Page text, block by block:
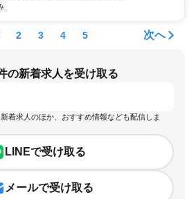
2 3 4 5 次へ
の新着求人を受け取る
着求人のほか、おすすめ情報なども配信しま
LINEで受け取る
メールで受け取る